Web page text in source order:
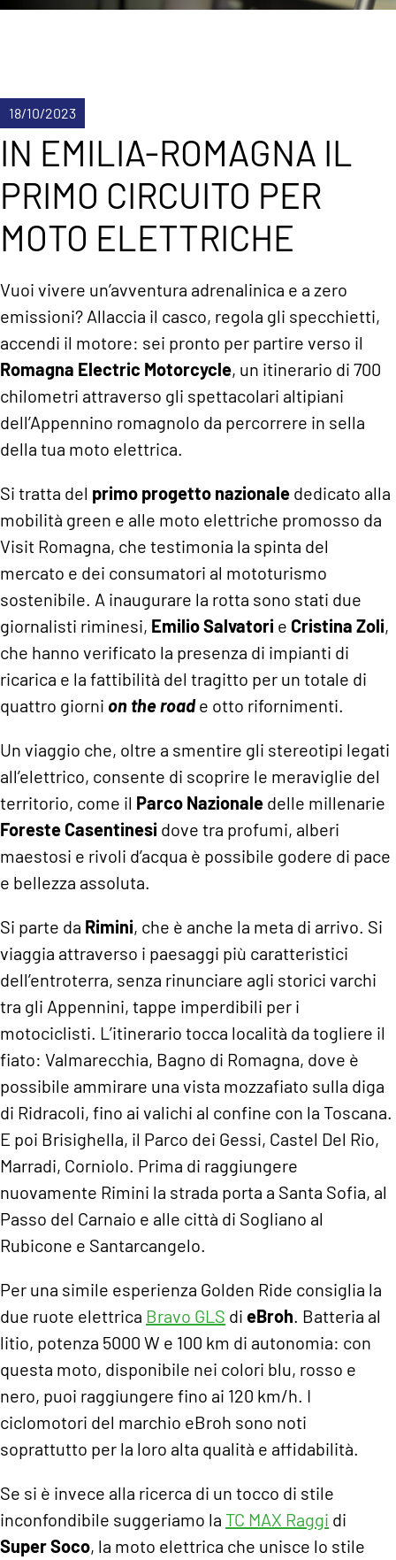
18/10/2023
IN EMILIA-ROMAGNA IL
PRIMO CIRCUITO PER
MOTO ELETTRICHE
Vuoi vivere un’avventura adrenalinica e a zero
emissioni? Allaccia il casco, regola gli specchietti,
accendi il motore: sei pronto per partire verso il
Romagna Electric Motorcycle, un itinerario di 700
chilometri attraverso gli spettacolari altipiani
dell’Appennino romagnolo da percorrere in sella
della tua moto elettrica.
Si tratta del primo progetto nazionale dedicato alla
mobilità green e alle moto elettriche promosso da
Visit Romagna, che testimonia la spinta del
mercato e dei consumatori al mototurismo
sostenibile. A inaugurare la rotta sono stati due
giornalisti riminesi, Emilio Salvatori e Cristina Zoli,
che hanno verificato la presenza di impianti di
ricarica e la fattibilità del tragitto per un totale di
quattro giorni on the roade otto rifornimenti.
Un viaggio che, oltre a smentire gli stereotipi legati
all’elettrico, consente di scoprire le meraviglie del
territorio, come il Parco Nazionale delle millenarie
Foreste Casentinesi dove tra profumi, alberi
maestosi e rivoli d’acqua è possibile godere di pace
e bellezza assoluta.
Si parte da Rimini, che è anche la meta di arrivo. Si
viaggia attraverso i paesaggi più caratteristici
dell’entroterra, senza rinunciare agli storici varchi
tra gli Appennini, tappe imperdibili per i
motociclisti. L’itinerario tocca località da togliere il
fiato: Valmarecchia, Bagno di Romagna, dove è
possibile ammirare una vista mozzafiato sulla diga
di Ridracoli, fino ai valichi al confine con la Toscana.
E poi Brisighella, il Parco dei Gessi, Castel Del Rio,
Marradi, Corniolo. Prima di raggiungere
nuovamente Rimini la strada porta a Santa Sofia, al
Passo del Carnaio e alle città di Sogliano al
Rubicone e Santarcangelo.
Per una simile esperienza Golden Ride consiglia la
due ruote elettrica Bravo GLS di eBroh. Batteria al
litio, potenza 5000 W e 100 km di autonomia: con
questa moto, disponibile nei colori blu, rosso e
nero, puoi raggiungere fino ai 120 km/h. I
ciclomotori del marchio eBroh sono noti
soprattutto per la loro alta qualità e affidabilità.
Se si è invece alla ricerca di un tocco di stile
inconfondibile suggeriamo la TC MAX Raggi di
Super Soco, la moto elettrica che unisce lo stile